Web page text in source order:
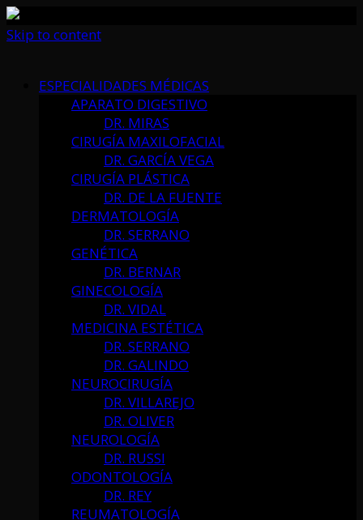
Skip to content
ESPECIALIDADES MÉDICAS
APARATO DIGESTIVO
DR. MIRAS
CIRUGÍA MAXILOFACIAL
DR. GARCÍA VEGA
CIRUGÍA PLÁSTICA
DR. DE LA FUENTE
DERMATOLOGÍA
DR. SERRANO
GENÉTICA
DR. BERNAR
GINECOLOGÍA
DR. VIDAL
MEDICINA ESTÉTICA
DR. SERRANO
DR. GALINDO
NEUROCIRUGÍA
DR. VILLAREJO
DR. OLIVER
NEUROLOGÍA
DR. RUSSI
ODONTOLOGÍA
DR. REY
REUMATOLOGÍA